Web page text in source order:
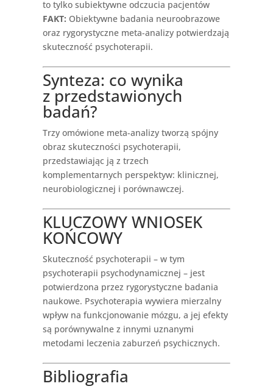
to tylko subiektywne odczucia pacjentów
FAKT: Obiektywne badania neuroobrazowe
oraz rygorystyczne meta-analizy potwierdzają
skuteczność psychoterapii.
Synteza: co wynika
z przedstawionych
badań?
Trzy omówione meta-analizy tworzą spójny
obraz skuteczności psychoterapii,
przedstawiając ją z trzech
komplementarnych perspektyw: klinicznej,
neurobiologicznej i porównawczej.
KLUCZOWY WNIOSEK
KOŃCOWY
Skuteczność psychoterapii – w tym
psychoterapii psychodynamicznej – jest
potwierdzona przez rygorystyczne badania
naukowe. Psychoterapia wywiera mierzalny
wpływ na funkcjonowanie mózgu, a jej efekty
są porównywalne z innymi uznanymi
metodami leczenia zaburzeń psychicznych.
Bibliografia